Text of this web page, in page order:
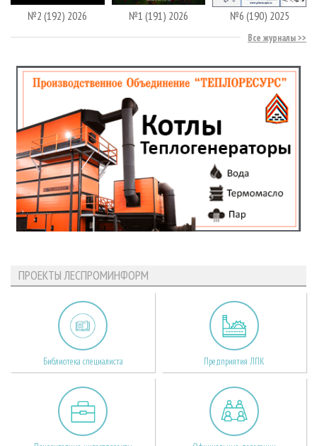
№2 (192) 2026 №1 (191) 2026 №6 (190) 2025
Все журналы
ПРОЕКТЫ ЛЕСПРОМИНФОРМ
Библиотека специалиста Предприятия ЛПК